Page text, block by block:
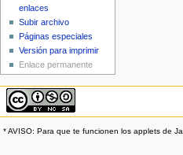
enlaces
Subir archivo
Páginas especiales
Versión para imprimir
Enlace permanente
* AVISO: Para que te funcionen los applets de